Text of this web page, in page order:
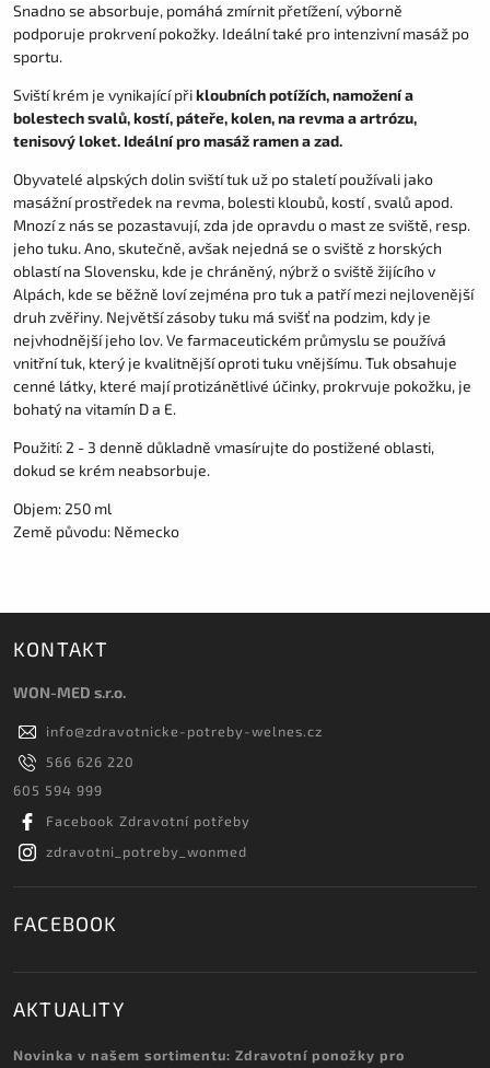
Snadno se absorbuje, pomáhá zmírnit přetížení, výborně
podporuje prokrvení pokožky. Ideální také pro intenzivní masáž po
sportu.
Sviští krém je vynikající přikloubních potížích, namožení a
bolestech svalů, kostí, páteře, kolen, na revma a artrózu,
tenisový loket. Ideální pro masáž ramen a zad.
Obyvatelé alpských dolin sviští tuk už po staletí používali jako
masážní prostředek na revma, bolesti kloubů, kostí , svalů apod.
Mnozí z nás se pozastavují, zda jde opravdu o mast ze sviště, resp.
jeho tuku. Ano, skutečně, avšak nejedná se o sviště z horských
oblastí na Slovensku, kde je chráněný, nýbrž o sviště žijícího v
Alpách, kde se běžně loví zejména pro tuk a patří mezi nejlovenější
druh zvěřiny. Největší zásoby tuku má svišť na podzim, kdy je
nejvhodnější jeho lov. Ve farmaceutickém průmyslu se používá
vnitřní tuk, který je kvalitnější oproti tuku vnějšímu. Tuk obsahuje
cenné látky, které mají protizánětlivé účinky, prokrvuje pokožku, je
bohatý na vitamín D a E.
Použití: 2 - 3 denně důkladně vmasírujte do postižené oblasti,
dokud se krém neabsorbuje.
Objem: 250 ml
Země původu: Německo
KONTAKT
WON-MED s.r.o.
info@zdravotnicke-potreby-welnes.cz
566 626 220
605 594 999
Facebook Zdravotní potřeby
zdravotni_potreby_wonmed
FACEBOOK
AKTUALITY
Novinka v našem sortimentu: Zdravotní ponožky pro